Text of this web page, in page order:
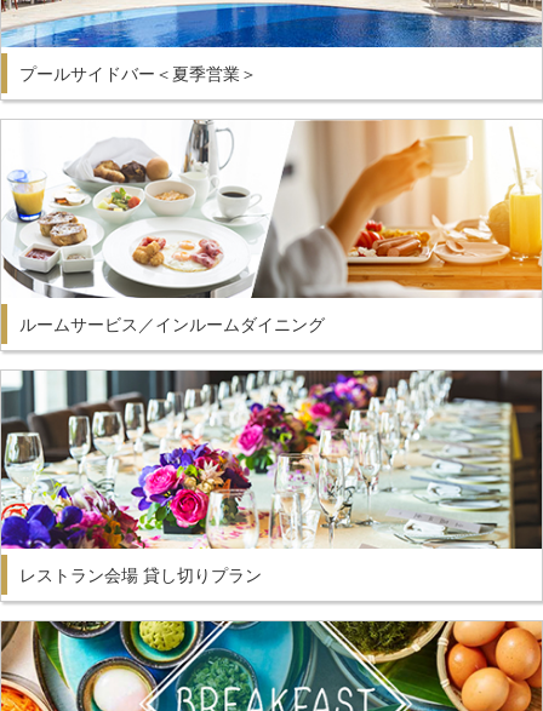
プールサイドバー＜夏季営業＞
ルームサービス／インルームダイニング
レストラン会場 貸し切りプラン